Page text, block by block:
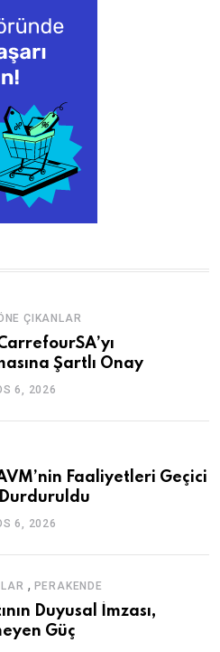
ÇIKANLAR
Şartlı Onay
6, 2026
AVM’nin Faaliyetleri Geçici
6, 2026
, PERAKENDE
Duyusal İmzası,
Güç